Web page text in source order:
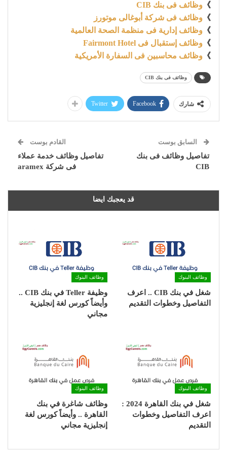
》 وظائف فى بنك CIB
》 وظائف فى شركة أبوغالى موتورز
》 وظائف إدارية فى منظمة الصحة العالمية
》 وظائف إستقبال فى Fairmont Hotel
》 وظائف محاسبين فى السفارة الأمريكية
وظائف فى بنك CIB
شارك Facebook
Twitter
السابق بوست
تفاصيل وظائف فى بنك
CIB
القادم بوست
تفاصيل وظائف خدمة عملاء
فى شركة aramex
قد يعجبك ايضا
وظائف البنوك
شغل في بنك CIB .. اعرف
التفاصيل وخطوات التقديم
وظائف البنوك
وظيفة Teller في بنك CIB ..
وأيضاً كورس لغة إنجليزية
مجاني
وظائف البنوك
شغل في بنك القاهرة 2024 :
اعرف التفاصيل وخطوات
التقديم
وظائف البنوك
وظائف شاغرة في بنك
القاهرة .. وأيضاً كورس لغة
إنجليزية مجاني